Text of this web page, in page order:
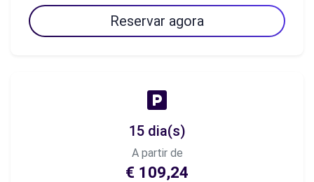
Reservar agora
15 dia(s)
A partir de
€ 109,24